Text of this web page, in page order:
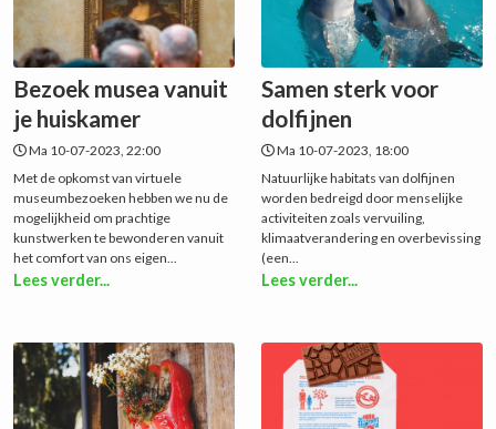
Bezoek musea vanuit
je huiskamer
Ma 10-07-2023, 22:00
Met de opkomst van virtuele
museumbezoeken hebben we nu de
mogelijkheid om prachtige
kunstwerken te bewonderen vanuit
het comfort van ons eigen...
Lees verder...
Samen sterk voor
dolfijnen
Ma 10-07-2023, 18:00
Natuurlijke habitats van dolfijnen
worden bedreigd door menselijke
activiteiten zoals vervuiling,
klimaatverandering en overbevissing
(een...
Lees verder...